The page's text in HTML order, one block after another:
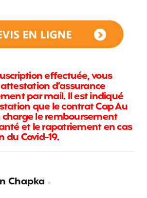
effectuée, vous
d’assurance
par mail. Il est indiqué
que le contrat Cap Au
le remboursement
et le rapatriement en cas
du Covid-19.
Chapka